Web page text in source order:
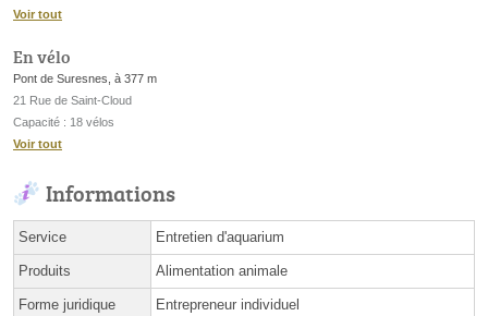
Voir tout
En vélo
Pont de Suresnes, à 377 m
21 Rue de Saint-Cloud
Capacité : 18 vélos
Voir tout
Informations
Service Entretien d'aquarium
Produits Alimentation animale
Forme juridique Entrepreneur individuel